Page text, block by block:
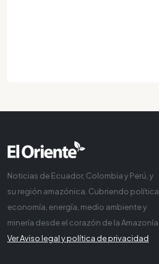
Noticias de Ecuador, Colombia y Perú, y
su región amazónica. Cubriendo política,
economía, energía, medio ambiente y
minería desde el corazón de la Amazonía
Ver Aviso legal y política de privacidad